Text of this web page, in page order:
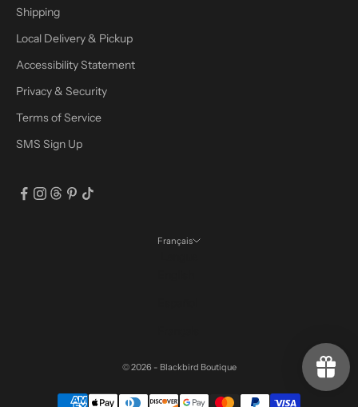
Shipping
Local Delivery & Pickup
Accessibility Statement
Privacy & Security
Terms of Service
SMS Sign Up
Français
© 2026 - Blackbird Boutique